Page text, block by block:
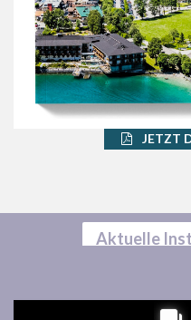
JETZT
Aktuelle